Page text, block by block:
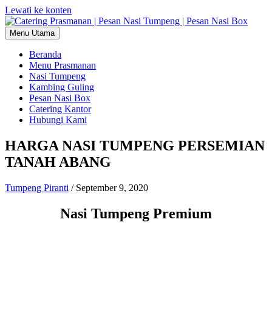
Lewati ke konten
Menu Utama
Beranda
Menu Prasmanan
Nasi Tumpeng
Kambing Guling
Pesan Nasi Box
Catering Kantor
Hubungi Kami
HARGA NASI TUMPENG PERSEMIAN
TANAH ABANG
Tumpeng Piranti / September 9, 2020
Nasi Tumpeng Premium